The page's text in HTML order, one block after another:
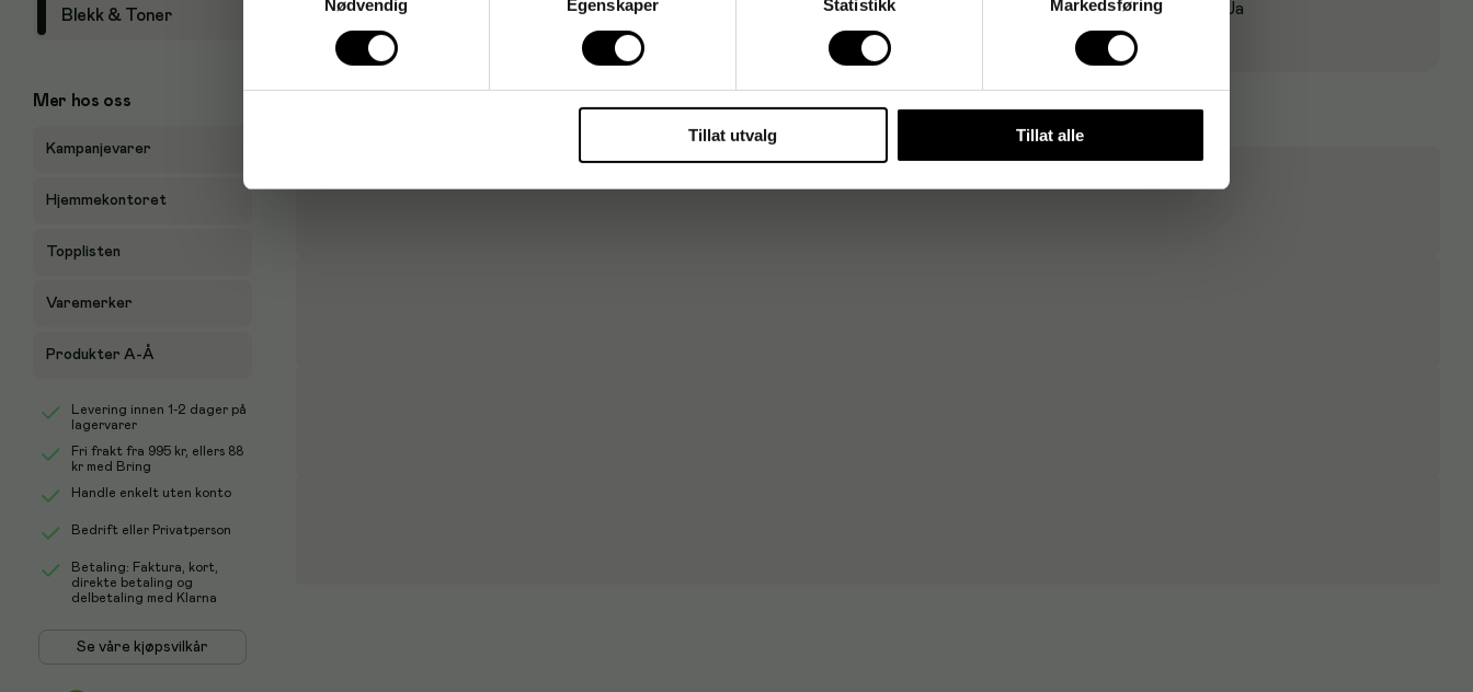
Nødvendig
Egenskaper Statistikk Markedsføring
Tillat utvalg Tillat alle
Blekk & Toner
Mer hos oss
Kampanjevarer
Hjemmekontoret
Topplisten
Varemerker
Produkter A-Å
Levering innen 1-2 dager på
lagervarer
Fri frakt fra 995 kr, ellers 88
kr med Bring
Handle enkelt uten konto
Bedrift eller Privatperson
Betaling: Faktura, kort,
direkte betaling og
delbetaling med Klarna
Se våre kjøpsvilkår
Miljømerkning Ja